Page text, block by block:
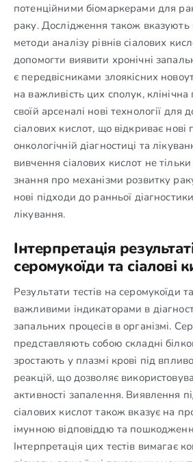
потенційними біомаркерами для
раку. Дослідження також вказують
методи аналізу рівнів сіалових
допомогти виявити хронічні
є передвісниками злоякісних
на важливість цих сполук,
своїй арсеналі нові технології для
сіалових кислот, що відкриває нові
онкологічній діагностиці та
вивчення сіалових кислот не
знання про механізми розвитку
нові підходи до ранньої
лікування.
Інтерпретація
серомукоїди та сіалові
Результати тестів на серомукоїди
важливими індикаторами в
запальних процесів в організмі.
представляють собою складні
зростають у плазмі крові під
реакцій, що дозволяє
активності запалення. Виявлення
сіалових кислот також вказує на
імунною відповіддю та
Інтерпретація цих тестів вимагає